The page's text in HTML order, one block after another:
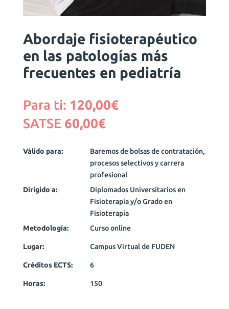
Abordaje fisioterapéutico
en las patologías más
frecuentes en pediatría
Para ti: 120,00€
SATSE 60,00€
Válido para:
Baremos de bolsas de contratación,
procesos selectivos y carrera
profesional
Dirigido a:
Diplomados Universitarios en
Fisioterapia y/o Grado en
Fisioterapia
Metodología:
Curso online
Lugar: Campus Virtual de FUDEN
Créditos ECTS: 6
Horas: 150